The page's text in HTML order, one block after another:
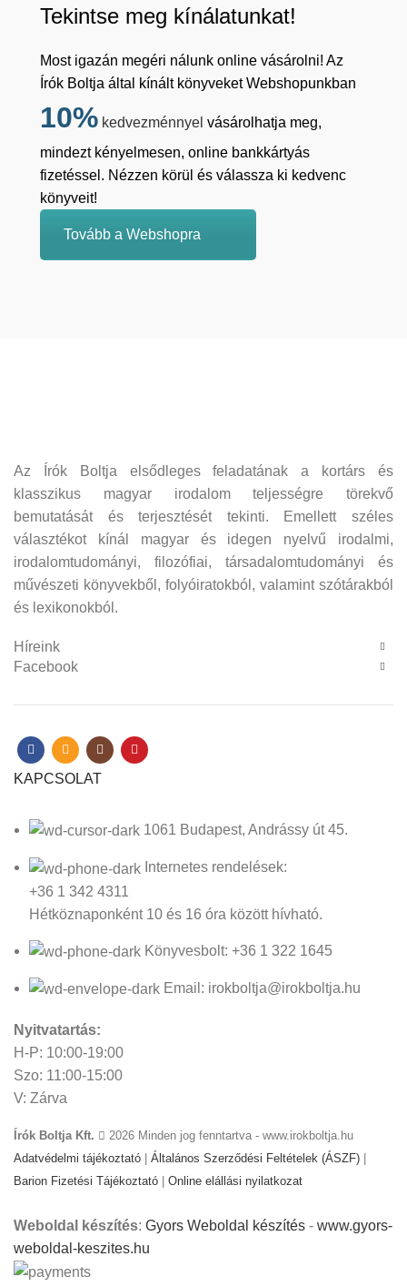
Tekintse meg kínálatunkat!
Most igazán megéri nálunk online vásárolni! Az
Írók Boltja által kínált könyveket Webshopunkban
10% kedvezménnyel vásárolhatja meg,
mindezt kényelmesen, online bankkártyás
fizetéssel. Nézzen körül és válassza ki kedvenc
könyveit!
Tovább a Webshopra
Az Írók Boltja elsődleges feladatának a kortárs és
klasszikus magyar irodalom teljességre törekvő
bemutatását és terjesztését tekinti. Emellett széles
választékot kínál magyar és idegen nyelvű irodalmi,
irodalomtudományi, filozófiai, társadalomtudományi és
művészeti könyvekből, folyóiratokból, valamint szótárakból
és lexikonokból.
Híreink
Facebook
KAPCSOLAT
1061 Budapest, Andrássy út 45.
Internetes rendelések:
+36 1 342 4311
Hétköznaponként 10 és 16 óra között hívható.
Könyvesbolt: +36 1 322 1645
Email: irokboltja@irokboltja.hu
Nyitvatartás:
H-P: 10:00-19:00
Szo: 11:00-15:00
V: Zárva
Írók Boltja Kft.
2026 Minden jog fenntartva - www.irokboltja.hu
Adatvédelmi tájékoztató
Általános Szerződési Feltételek (ÁSZF)
Barion Fizetési Tájékoztató
Online elállási nyilatkozat
Weboldal készítés: Gyors Weboldal készítés - www.gyors-
weboldal-keszites.hu